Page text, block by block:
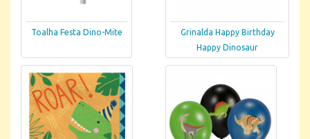
Toalha Festa Dino-Mite
Grinalda Happy Birthday
Happy Dinosaur